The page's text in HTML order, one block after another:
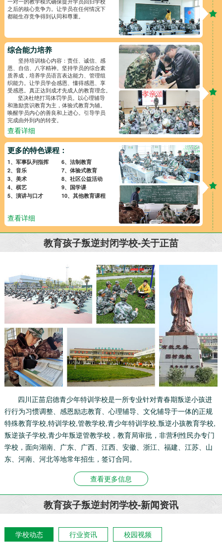
之后的核心竞争力。让学员在任何情况下
都能生存竞争得到认同和尊重。
综合能力培养
坚持培训核心内容：责任、诚信、感
恩、自信、八字精神。坚持学员的综合素
质养成，培养学员语言表达能力、管理组
织能力。让学员学会感恩、懂得感恩、享
受感恩。真正达到成才先成人的教育理念。
坚决杜绝打骂体罚学员。以心理辅导
和激励赏识教育为主，体验式教育为辅。
唤醒学员内心的善良和上进心。引导学员
完成由外到内的转变。
查看详细
更多的特色课程：
1、军事队列指挥
6、法制教育
2、音乐
7、体验式教育
3、美术
8、社区公益活动
4、棋艺
9、国学课
5、演讲与口才
10、其他教育课程
查看详细
教育孩子叛逆封闭学校-关于正苗
四川正苗启德青少年特训学校是一所专业针对青春期叛逆小孩进
行行为习惯调整、感恩励志教育、心理辅导、文化辅导于一体的正规
特殊教育学校,特训学校,管教学校,青少年特训学校,叛逆小孩教育学校,
叛逆孩子学校,青少年叛逆管教学校，教育局审批，非营利性民办专门
学校，面向湖南、广东、广西、江西、安徽、浙江、福建、江苏、山
东、河南、河北等地常年招生，签订合同。
查看更多信息
教育孩子叛逆封闭学校-新闻资讯
学校动态 行业资讯 校园视频